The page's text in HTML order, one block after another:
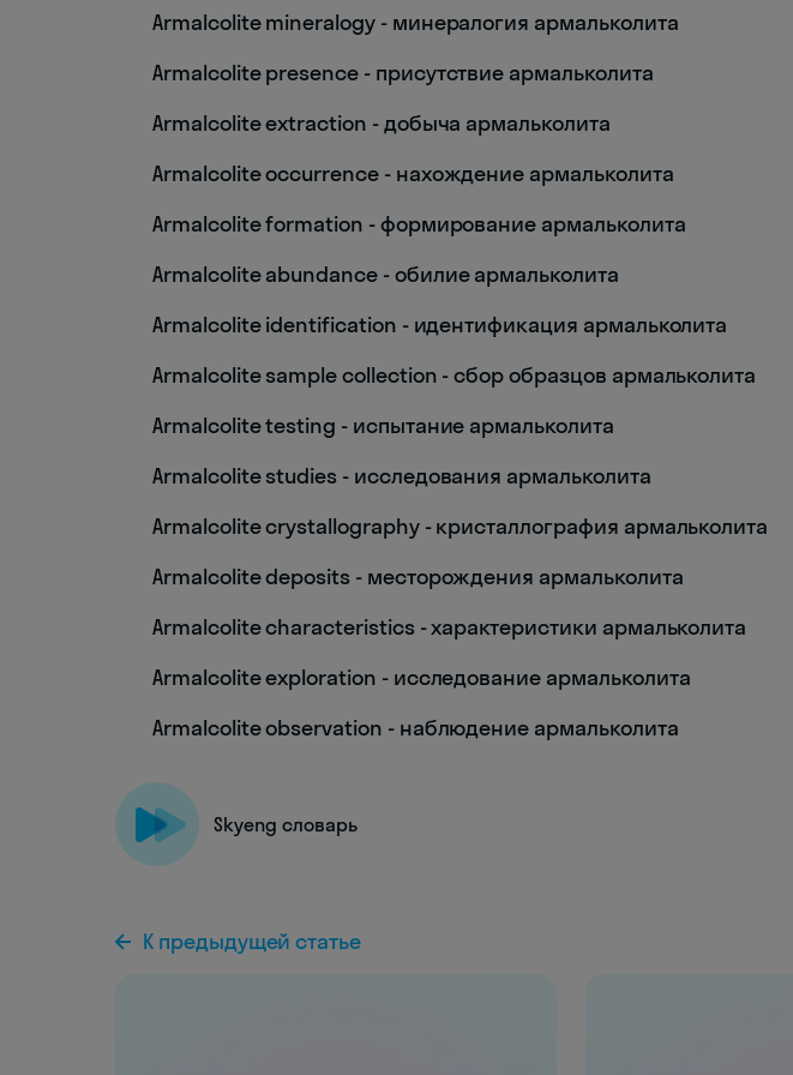
Armalcolite mineralogy - минералогия армальколита
Armalcolite presence - присутствие армальколита
Armalcolite extraction - добыча армальколита
Armalcolite occurrence - нахождение армальколита
Armalcolite formation - формирование армальколита
Armalcolite abundance - обилие армальколита
Armalcolite identification - идентификация армальколита
Armalcolite sample collection - сбор образцов армальколита
Armalcolite testing - испытание армальколита
Armalcolite studies - исследования армальколита
Armalcolite crystallography - кристаллография армальколита
Armalcolite deposits - месторождения армальколита
Armalcolite characteristics - характеристики армальколита
Armalcolite exploration - исследование армальколита
Armalcolite observation - наблюдение армальколита
Skyeng словарь
К предыдущей статье